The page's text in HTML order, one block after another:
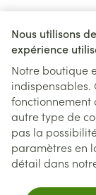
Nous utilisons
expérience
Notre boutique
indispensables.
fonctionnement
autre type de
pas la
paramètres en
détail dans
Liens légaux
Pour un